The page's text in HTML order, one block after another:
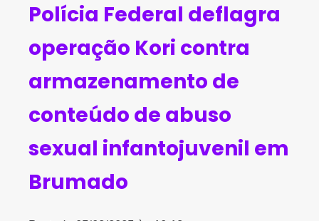
Polícia Federal deflagra
operação Kori contra
armazenamento de
conteúdo de abuso
sexual infantojuvenil em
Brumado